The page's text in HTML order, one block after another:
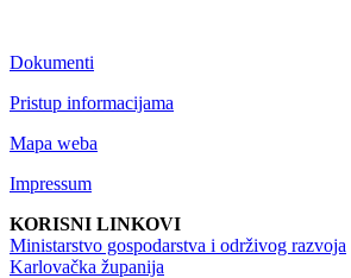
Dokumenti
Pristup informacijama
Mapa weba
Impressum
KORISNI LINKOVI
Ministarstvo gospodarstva i održivog razvoja
Karlovačka županija